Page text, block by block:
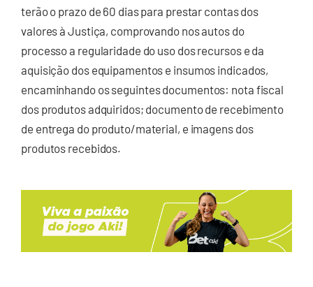
terão o prazo de 60 dias para prestar contas dos
valores à Justiça, comprovando nos autos do
processo a regularidade do uso dos recursos e da
aquisição dos equipamentos e insumos indicados,
encaminhando os seguintes documentos: nota fiscal
dos produtos adquiridos; documento de recebimento
de entrega do produto/material, e imagens dos
produtos recebidos.